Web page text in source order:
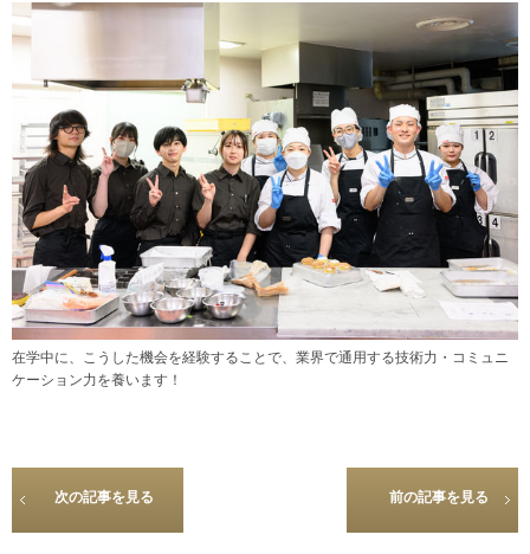
在学中に、こうした機会を経験することで、業界で通用する技術力・コミュニ
ケーション力を養います！
次の記事を見る 前の記事を見る